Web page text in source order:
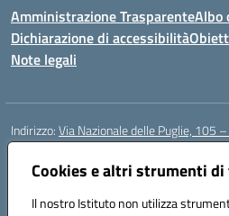
Cookies e altri strumenti
Il nostro Istituto non utilizza
Amministrazione TrasparenteAlbo
Dichiarazione di accessibilità
Note legali
Indirizzo:Via Nazionale delle Puglie, 105
Centralino:
Email:naee32300a@istruzione.it